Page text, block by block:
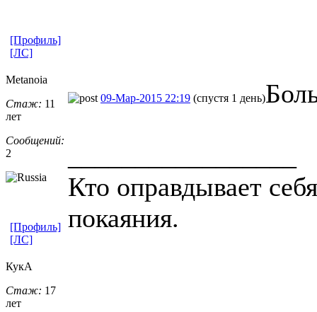
[Профиль]
[ЛС]
Metanoia
Стаж: 11
лет
Сообщений:
2
09-Мар-2015 22:19 (спустя 1 день)
Кто оправдывает
покаяния.
[Профиль]
[ЛС]
КукА
Стаж: 17
лет